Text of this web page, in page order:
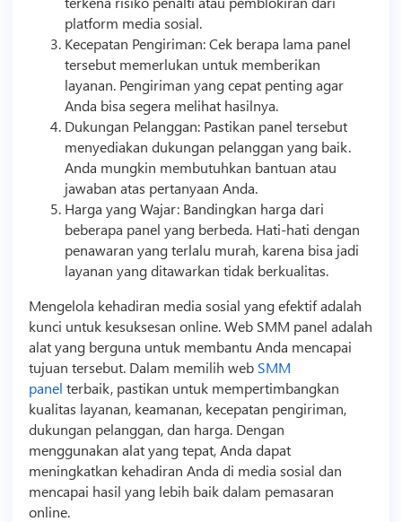
platform media sosial.
Kecepatan Pengiriman: Cek berapa lama panel
tersebut memerlukan untuk memberikan
layanan. Pengiriman yang cepat penting agar
Anda bisa segera melihat hasilnya.
Dukungan Pelanggan: Pastikan panel tersebut
menyediakan dukungan pelanggan yang baik.
Anda mungkin membutuhkan bantuan atau
jawaban atas pertanyaan Anda.
Harga yang Wajar: Bandingkan harga dari
beberapa panel yang berbeda. Hati-hati dengan
penawaran yang terlalu murah, karena bisa jadi
layanan yang ditawarkan tidak berkualitas.
Mengelola kehadiran media sosial yang efektif adalah
kunci untuk kesuksesan online. Web SMM panel adalah
alat yang berguna untuk membantu Anda mencapai
tujuan tersebut. Dalam memilih web SMM
panel terbaik, pastikan untuk mempertimbangkan
kualitas layanan, keamanan, kecepatan pengiriman,
dukungan pelanggan, dan harga. Dengan
menggunakan alat yang tepat, Anda dapat
meningkatkan kehadiran Anda di media sosial dan
mencapai hasil yang lebih baik dalam pemasaran
online.